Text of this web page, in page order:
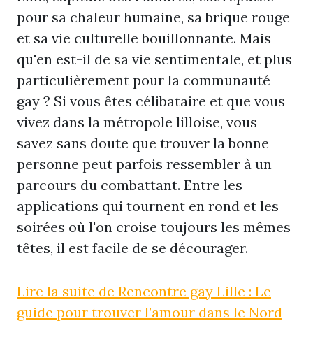
pour sa chaleur humaine, sa brique rouge
et sa vie culturelle bouillonnante. Mais
qu'en est-il de sa vie sentimentale, et plus
particulièrement pour la communauté
gay ? Si vous êtes célibataire et que vous
vivez dans la métropole lilloise, vous
savez sans doute que trouver la bonne
personne peut parfois ressembler à un
parcours du combattant. Entre les
applications qui tournent en rond et les
soirées où l'on croise toujours les mêmes
têtes, il est facile de se décourager.
Lire la suite de Rencontre gay Lille : Le
guide pour trouver l’amour dans le Nord